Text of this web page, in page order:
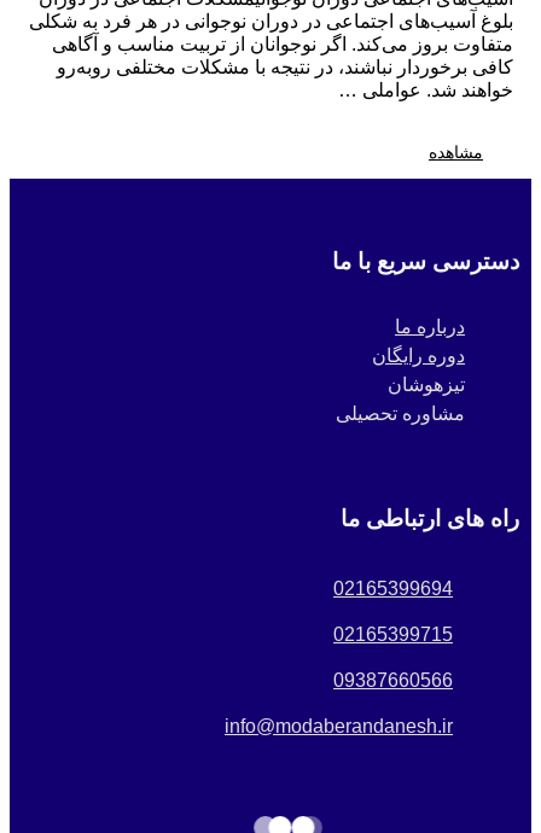
بلوغ آسیب‌های اجتماعی در دوران نوجوانی در هر فرد به شکلی
متفاوت بروز می‌کند. اگر نوجوانان از تربیت مناسب و آگاهی
کافی برخوردار نباشند، در نتیجه با مشکلات مختلفی روبه‌رو
خواهند شد. عواملی …
مشاهده
دسترسی سریع با ما
درباره ما
دوره رایگان
تیزهوشان
مشاوره تحصیلی
راه های ارتباطی ما
02165399694
02165399715
09387660566
info@modaberandanesh.ir